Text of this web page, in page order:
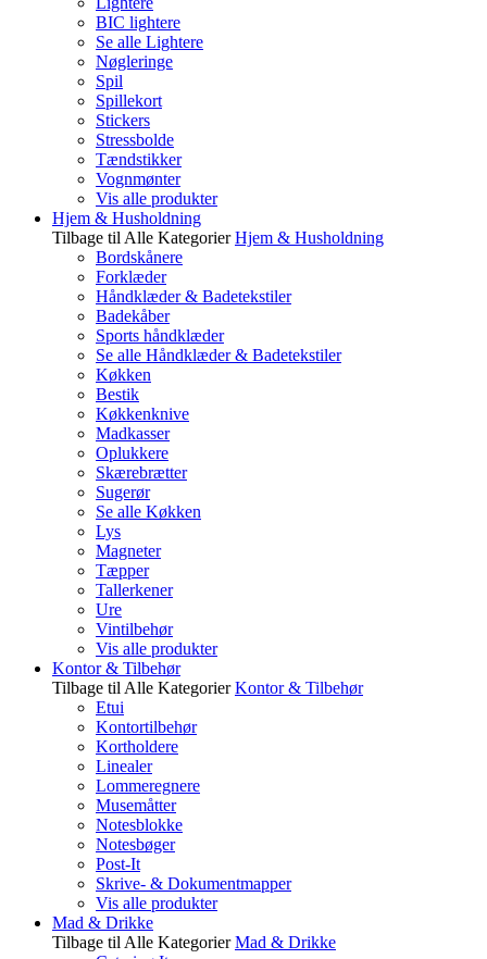
BIC lightere
Se alle Lightere
Nøgleringe
Spil
Spillekort
Stickers
Stressbolde
Tændstikker
Vognmønter
Vis alle produkter
Hjem & Husholdning
Tilbage til Alle Kategorier Hjem & Husholdning
Bordskånere
Forklæder
Håndklæder & Badetekstiler
Badekåber
Sports håndklæder
Se alle Håndklæder & Badetekstiler
Køkken
Bestik
Køkkenknive
Madkasser
Oplukkere
Skærebrætter
Sugerør
Se alle Køkken
Lys
Magneter
Tæpper
Tallerkener
Ure
Vintilbehør
Vis alle produkter
Kontor & Tilbehør
Tilbage til Alle Kategorier Kontor & Tilbehør
Etui
Kontortilbehør
Kortholdere
Linealer
Lommeregnere
Musemåtter
Notesblokke
Notesbøger
Post-It
Skrive- & Dokumentmapper
Vis alle produkter
Mad & Drikke
Tilbage til Alle Kategorier Mad & Drikke